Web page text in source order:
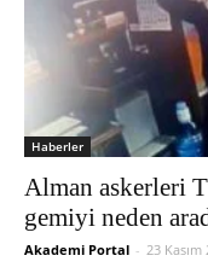
Haberler
Alman askerleri
gemiyi neden
Akademi Portal - 23 Kasım